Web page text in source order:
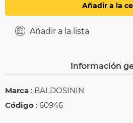
Añadir a la
Añadir a la lista
Información
Marca : BALDOSININ
Código : 60946